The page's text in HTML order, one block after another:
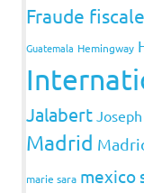
Fraude fiscale
Guatemala Hemingway
Jalabert
Madrid
marie sara mexico